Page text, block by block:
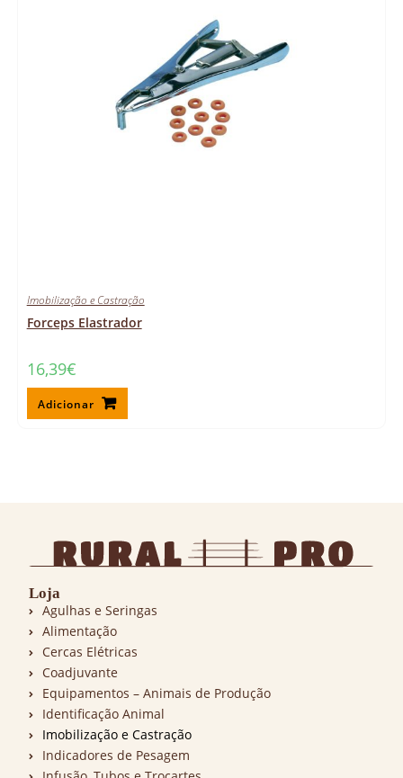
Imobilização e Castração
Forceps Elastrador
16,39€
Adicionar
Loja
Agulhas e Seringas
Alimentação
Cercas Elétricas
Coadjuvante
Equipamentos – Animais de Produção
Identificação Animal
Imobilização e Castração
Indicadores de Pesagem